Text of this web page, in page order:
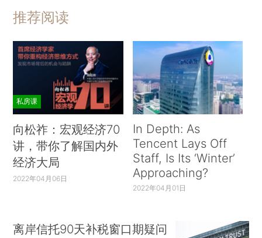
推荐阅读
私房课
向松祚：宏观经济70
讲，带你了解国内外
经济大局
2022年04月06日
In Depth: As
Tencent Lays Off
Staff, Is Its ‘Winter’
Approaching?
2022年04月01日
离岸信托90天补税窗口期疑问